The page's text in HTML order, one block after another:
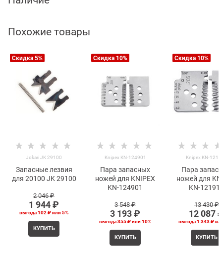
Похожие товары
Скидка 5%
Jokari JK 29100
Запасные лезвия
для 20100 JK 29100
2 046 ₽
1 944 ₽
выгода102 ₽или5%
КУПИТЬ
Скидка 10%
Knipex KN-124901
Пара запасных
ножей для KNIPEX
KN-124901
3 548 ₽
3 193 ₽
выгода355 ₽или10%
КУПИТЬ
Скидка 10%
Knipex KN-
Пара
ножей для
KN-
13 430 ₽
12 087
выгода1 343 ₽
КУПИТЬ